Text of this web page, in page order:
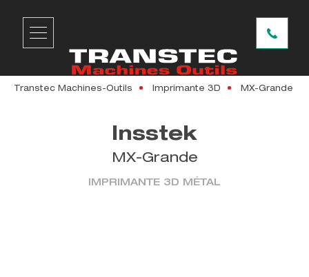
Transtec Machines-Outils Imprimante 3D MX-Grande
Insstek
MX-Grande
IMPRIMANTE 3D MÉTAL